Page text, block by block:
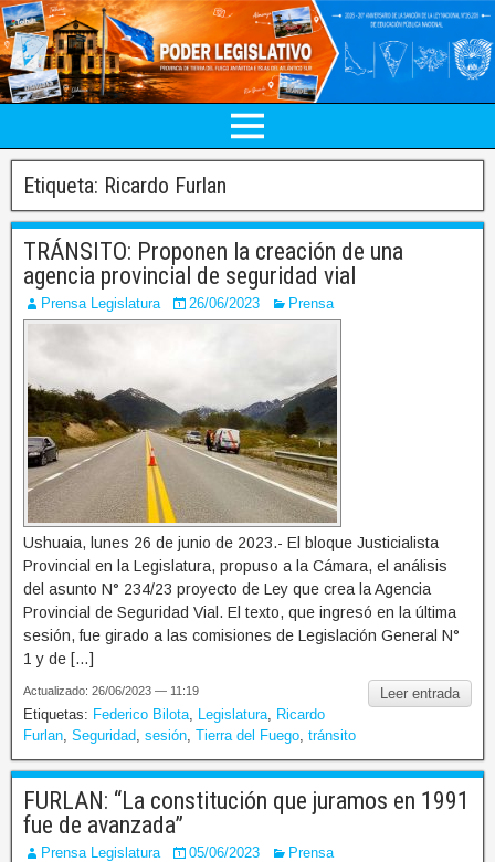
Etiqueta: Ricardo Furlan
TRÁNSITO: Proponen la creación de una
agencia provincial de seguridad vial
Prensa Legislatura 26/06/2023 Prensa
Ushuaia, lunes 26 de junio de 2023.- El bloque Justicialista
Provincial en la Legislatura, propuso a la Cámara, el análisis
del asunto N° 234/23 proyecto de Ley que crea la Agencia
Provincial de Seguridad Vial. El texto, que ingresó en la última
sesión, fue girado a las comisiones de Legislación General N°
1 y de […]
Leer entrada
Actualizado: 26/06/2023 — 11:19
Etiquetas: Federico Bilota Legislatura
Ricardo
Furlan Seguridad sesión Tierra del Fuego tránsito
FURLAN: “La constitución que juramos en 1991
fue de avanzada”
Prensa Legislatura 05/06/2023 Prensa